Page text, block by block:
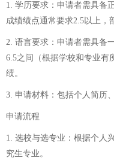
1. 学历要求：申请者需具备
成绩绩点通常要求2.5以上，
2. 语言要求：申请者需具备
6.5之间（根据学校和专业有
绩。
3. 申请材料：包括个人简历
申请流程
1. 选校与选专业：根据个人
究生专业。